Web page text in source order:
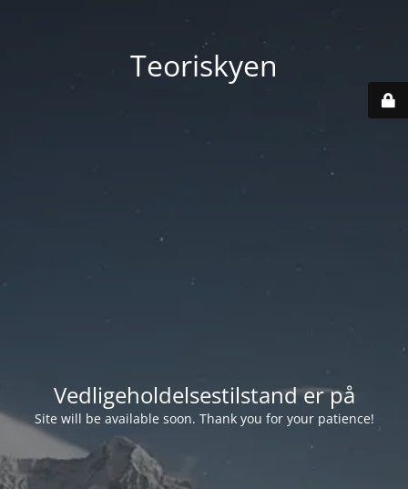
Teoriskyen
Vedligeholdelsestilstand er på
Site will be available soon. Thank you for your patience!